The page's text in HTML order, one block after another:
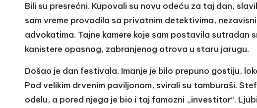
Bili su presrećni. Kupovali su novu odeću za taj dan,
sam vreme provodila sa privatnim detektivima,
advokatima. Tajne kamere koje sam postavila sutradan
kanistere opasnog, zabranjenog otrova u staru jarugu.
Došao je dan festivala. Imanje je bilo prepuno gostiju,
Pod velikim drvenim paviljonom, svirali su tamburaši.
odelu, a pored njega je bio i taj famozni „investitor“.